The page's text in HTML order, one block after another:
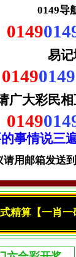
0149导
0149
易记
01490149
广大彩民相
0149
事情说三
用邮箱发送
精算【一肖一